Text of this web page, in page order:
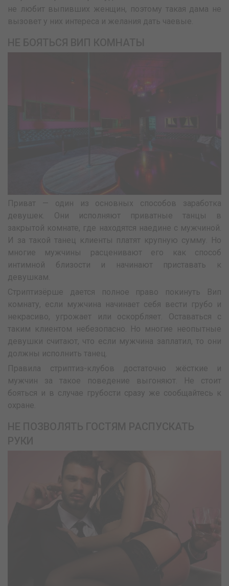
не любит выпивших женщин, поэтому такая дама не
вызовет у них интереса и желания дать чаевые.
Приват — один из основных способов заработка
девушек. Они исполняют приватные танцы в
закрытой комнате, где находятся наедине с мужчиной.
И за такой танец клиенты платят крупную сумму. Но
многие мужчины расценивают его как способ
интимной близости и начинают приставать к
девушкам.
Стриптизёрше дается полное право покинуть Вип
комнату, если мужчина начинает себя вести грубо и
некрасиво, угрожает или оскорбляет. Оставаться с
таким клиентом небезопасно. Но многие неопытные
девушки считают, что если мужчина заплатил, то они
должны исполнить танец.
Правила стриптиз-клубов достаточно жёсткие и
мужчин за такое поведение выгоняют. Не стоит
бояться и в случае грубости сразу же сообщайтесь к
охране.